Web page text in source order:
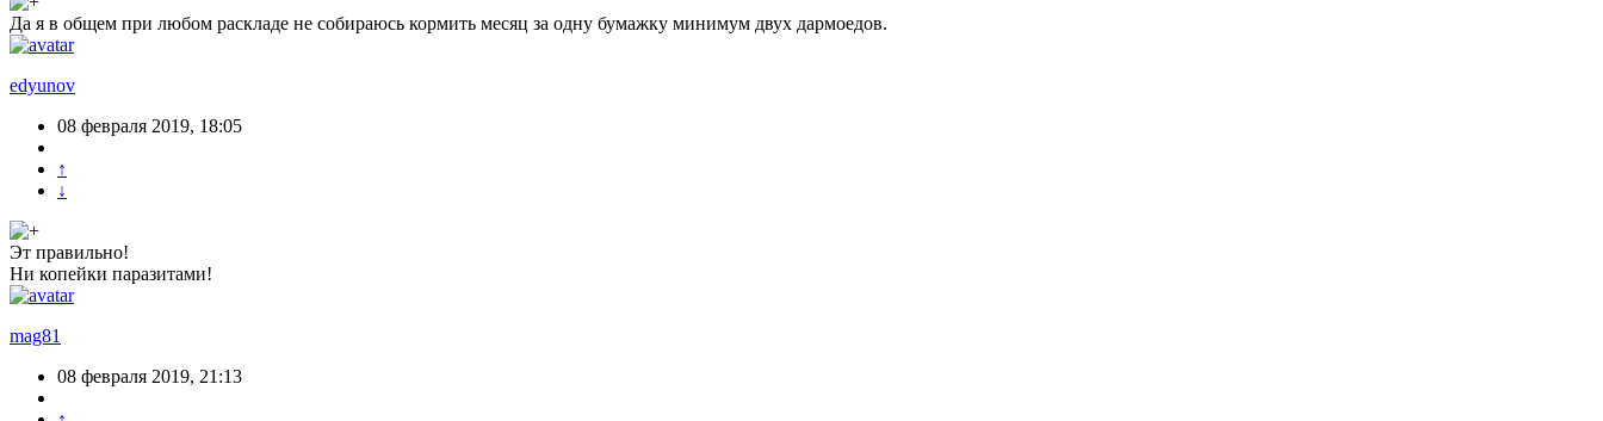
Да я в общем при любом раскладе не собираюсь кормить месяц за одну бумажку минимум двух дармоедов.
edyunov
08 февраля 2019, 18:05
↑
↓
Эт правильно!
Ни копейки паразитами!
mag81
08 февраля 2019, 21:13